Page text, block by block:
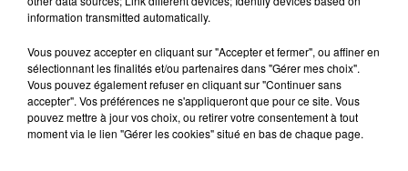
4 août 2026
Tiny Desk invite Charlie Puth pour une
live session solaire
information transmitted automatically.
Vous pouvez accepter en cliquant sur "Accepter et fermer", ou affiner en
sélectionnant les finalités et/ou partenaires dans "Gérer mes choix".
Vous pouvez également refuser en cliquant sur "Continuer sans
accepter". Vos préférences ne s'appliqueront que pour ce site. Vous
pouvez mettre à jour vos choix, ou retirer votre consentement à tout
moment via le lien "Gérer les cookies" situé en bas de chaque page.